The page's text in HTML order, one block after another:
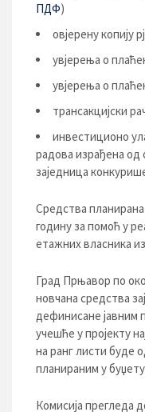
ПДФ)
овјерену копију
увјерења о
увјерења о
трансакцијски
инвестиционо
радова израђена од
заједница
Средства
годину за помоћ у
етажних власника
Град Прњавор по
новчана средства
дефинисане јавним
учешће у пројекту
на ранг листи буде
планираним у
Комисија прегледа